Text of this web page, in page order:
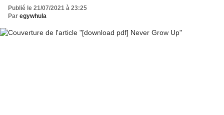
Publié le 21/07/2021 à 23:25
Par egywhula